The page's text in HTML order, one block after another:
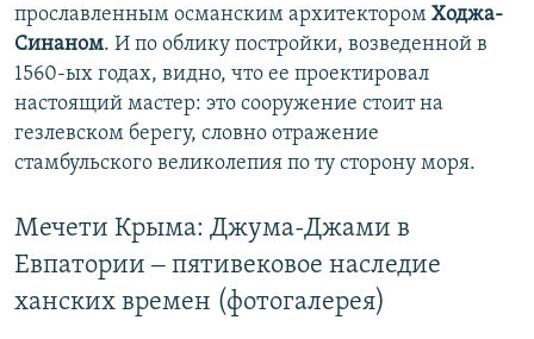
прославленным османским архитектором Ходжа-
Синаном. И по облику постройки, возведенной в
1560-ых годах, видно, что ее проектировал
настоящий мастер: это сооружение стоит на
гезлевском берегу, словно отражение
стамбульского великолепия по ту сторону моря.
Мечети Крыма: Джума-Джами в
Евпатории ‒ пятивековое наследие
ханских времен (фотогалерея)